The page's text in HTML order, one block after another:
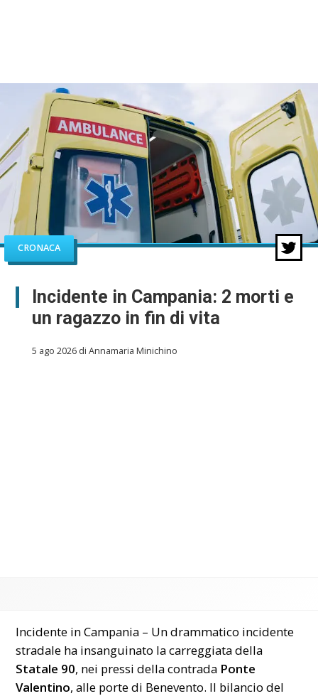
CRONACA
Incidente in Campania: 2 morti e
un ragazzo in fin di vita
5 ago 2026 di Annamaria Minichino
Incidente in Campania – Un drammatico incidente
stradale ha insanguinato la carreggiata della
Statale 90, nei pressi della contrada Ponte
Valentino, alle porte di Benevento. Il bilancio del